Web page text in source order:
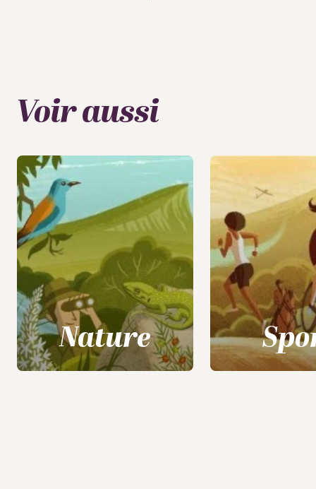
Voir aussi
Nature